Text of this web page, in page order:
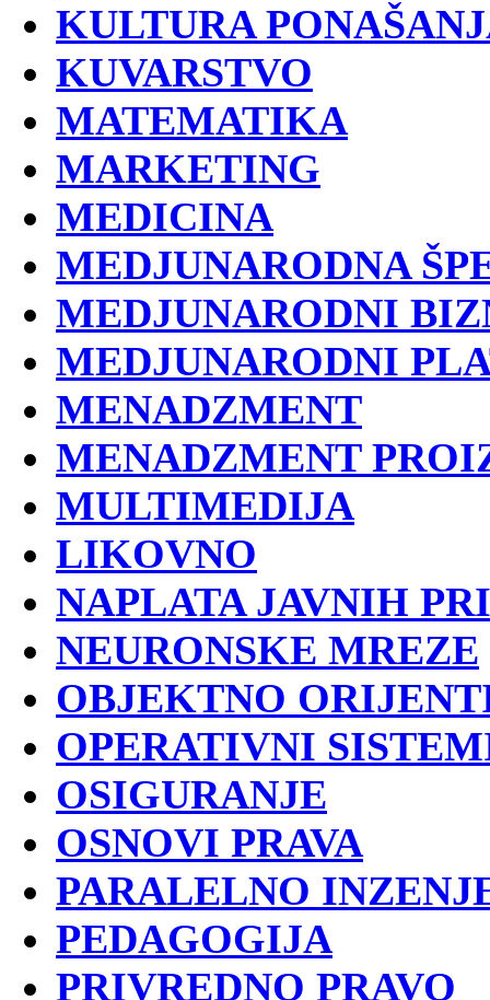
KULTURA
KUVARSTVO
MATEMATIKA
MARKETING
MEDICINA
MEDJUNARODNA
MEDJUNARODNI
MEDJUNARODNI
MENADZMENT
MENADZMENT
MULTIMEDIJA
LIKOVNO
NAPLATA JAVNIH
NEURONSKE MREZE
OBJEKTNO
OPERATIVNI
OSIGURANJE
OSNOVI PRAVA
PARALELNO
PEDAGOGIJA
PRIVREDNO PRAVO